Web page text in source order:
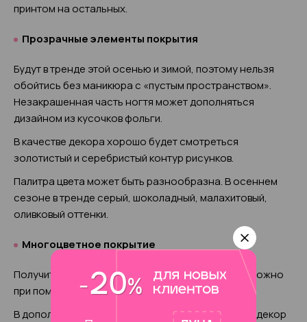
принтом на остальных.
Прозрачные элементы покрытия
Будут в тренде этой осенью и зимой, поэтому нельзя
обойтись без маникюра с «пустым пространством».
Незакрашенная часть ногтя может дополняться
дизайном из кусочков фольги.
В качестве декора хорошо будет смотреться
золотистый и серебристый контур рисунков.
Палитра цвета может быть разнообразна. В осеннем
сезоне в тренде серый, шоколадный, малахитовый,
оливковый оттенки.
Многоцветное покрытие
Получить незаурядный яркий осенний маникюр можно
при помощи внесения в дизайн ярких акцентов.
В дополнение к ярким краскам модницы наносят декор